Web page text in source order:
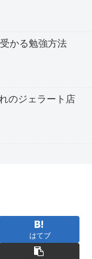
かる勉強方法
のジェラート店
はてブ